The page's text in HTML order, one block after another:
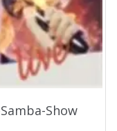
Show